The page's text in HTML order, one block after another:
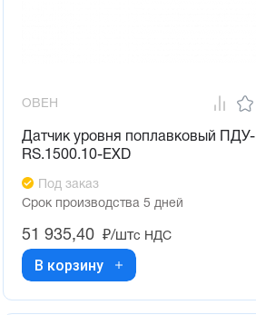
ОВЕН
Датчик уровня поплавковый ПДУ-
RS.1500.10-ЕХD
Под заказ
Срок производства 5 дней
51 935,40 ₽/штс НДС
В корзину